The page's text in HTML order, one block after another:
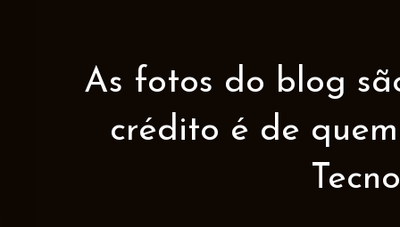
As fotos do blog
crédito é de